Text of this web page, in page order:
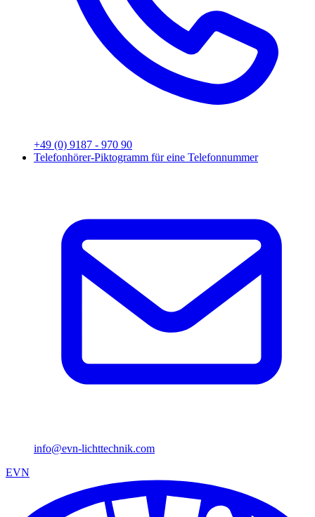
+49 (0) 9187 - 970 90
Telefonhörer-Piktogramm für eine Telefonnummer
info@evn-lichttechnik.com
EVN